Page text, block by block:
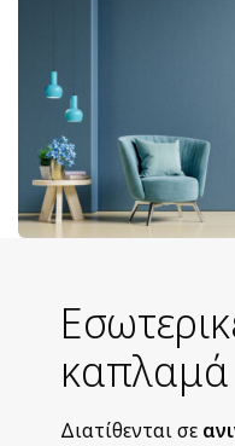
καπλαμά
Διατίθενται σε